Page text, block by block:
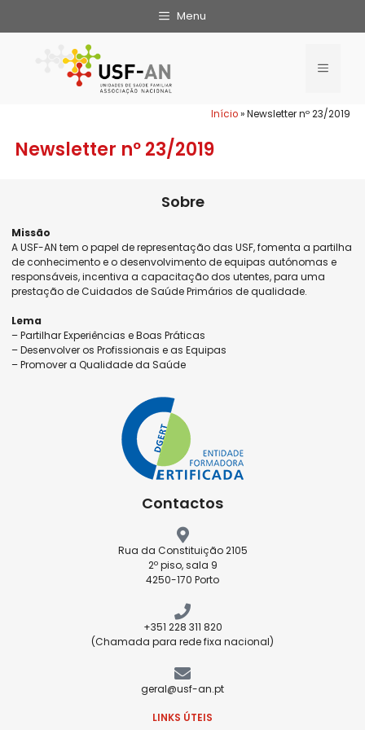
Menu
Início»Newsletter nº 23/2019
Newsletter nº 23/2019
Sobre
Missão
A USF-AN tem o papel de representação das USF, fomenta a partilha
de conhecimento e o desenvolvimento de equipas autónomas e
responsáveis, incentiva a capacitação dos utentes, para uma
prestação de Cuidados de Saúde Primários de qualidade.
Lema
– Partilhar Experiências e Boas Práticas
– Desenvolver os Profissionais e as Equipas
– Promover a Qualidade da Saúde
Contactos
Rua da Constituição 2105
2º piso, sala 9
4250-170 Porto
+351 228 311 820
(Chamada para rede fixa nacional)
geral@usf-an.pt
LINKS ÚTEIS